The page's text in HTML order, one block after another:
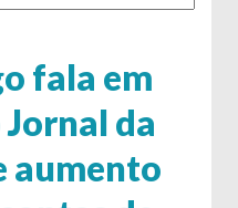
fala em
da
aumento